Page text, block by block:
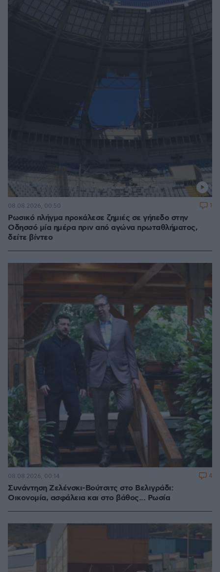
Ρωσικό πλήγμα προκάλεσε ζημιές σε γήπεδο στην
Οδησσό μία ημέρα πριν από αγώνα πρωταθλήματος,
δείτε βίντεο
08.08.2026, 00:50 1
Συνάντηση Ζελένσκι-Βούτσιτς στο Βελιγράδι:
Οικονομία, ασφάλεια και στο βάθος... Ρωσία
08.08.2026, 00:14 4